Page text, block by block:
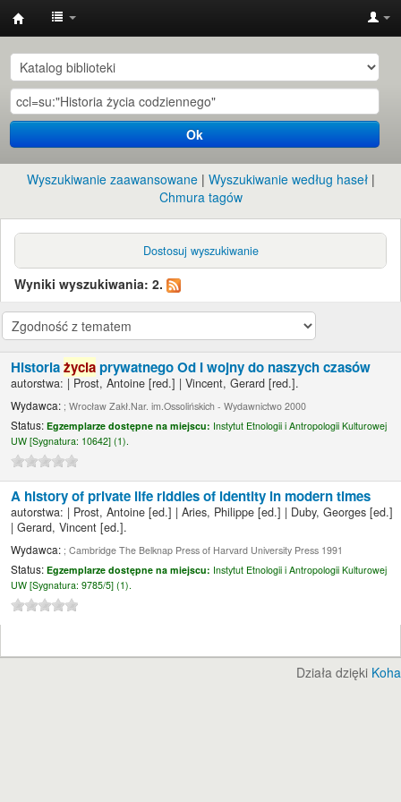
Instytut
Etnologii
i
Antropologii
Kulturowej
UW
Ok
Wyszukiwanie zaawansowane
Wyszukiwanie według haseł
Chmura tagów
Dostosuj wyszukiwanie
Wyniki wyszukiwania: 2.
Historiażyciaprywatnego Od I wojny do naszych czasów
autorstwa: | Prost, Antoine [red.] |Vincent, Gerard [red.].
Wydawca: ; Wrocław Zakł.Nar. im.Ossolińskich - Wydawnictwo 2000
Status:Egzemplarze dostępne na miejscu: Instytut Etnologii i Antropologii Kulturowej
UW [Sygnatura: 10642] (1).
A history of private life riddles of identity in modern times
autorstwa: | Prost, Antoine [ed.] |Aries, Philippe [ed.] | Duby, Georges [ed.]
|Gerard, Vincent [ed.].
Wydawca: ; Cambridge The Belknap Press of Harvard University Press 1991
Status:Egzemplarze dostępne na miejscu: Instytut Etnologii i Antropologii Kulturowej
UW [Sygnatura:9785/5] (1).
Działa dzięki Koha